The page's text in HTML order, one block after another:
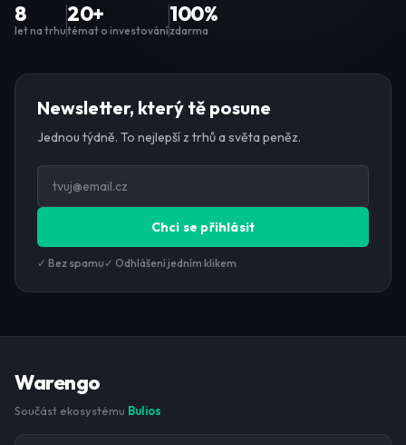
8
let na trhu
20+
témat o investování
100%
zdarma
Newsletter, který tě posune
Jednou týdně. To nejlepší z trhů a světa peněz.
Chci se přihlásit
✓ Bez spamu ✓ Odhlášení jedním klikem
Warengo
Součást ekosystému Bulios